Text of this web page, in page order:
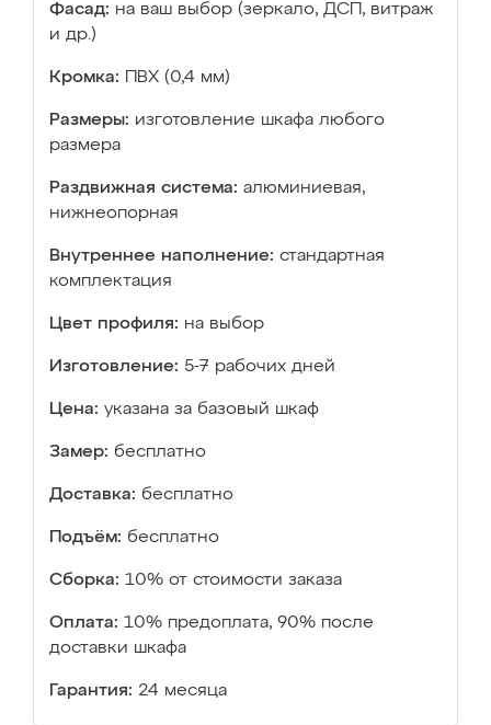
Фасад: на ваш выбор (зеркало, ДСП, витраж
и др.)
Кромка: ПВХ (0,4 мм)
Размеры: изготовление шкафа любого
размера
Раздвижная система: алюминиевая,
нижнеопорная
Внутреннее наполнение: стандартная
комплектация
Цвет профиля: на выбор
Изготовление: 5-7 рабочих дней
Цена: указана за базовый шкаф
Замер: бесплатно
Доставка: бесплатно
Подъём: бесплатно
Сборка: 10% от стоимости заказа
Оплата: 10% предоплата, 90% после
доставки шкафа
Гарантия: 24 месяца